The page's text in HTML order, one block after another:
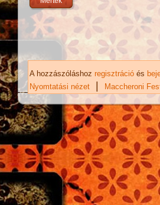
A hozzászóláshoz regisztráció és
Nyomtatási nézet
| Maccheroni